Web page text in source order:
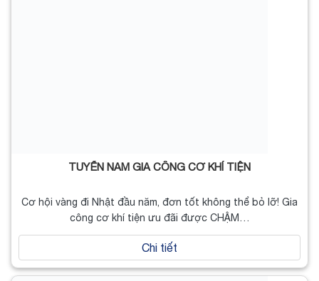
TUYỂN NAM GIA CÔNG CƠ KHÍ TIỆN
Cơ hội vàng đi Nhật đầu năm, đơn tốt không thể bỏ lỡ! Gia
công cơ khí tiện ưu đãi được CHẬM…
Chi tiết